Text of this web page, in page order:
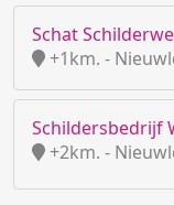
Schat
+1km. -
Schildersbedrijf
+2km. -